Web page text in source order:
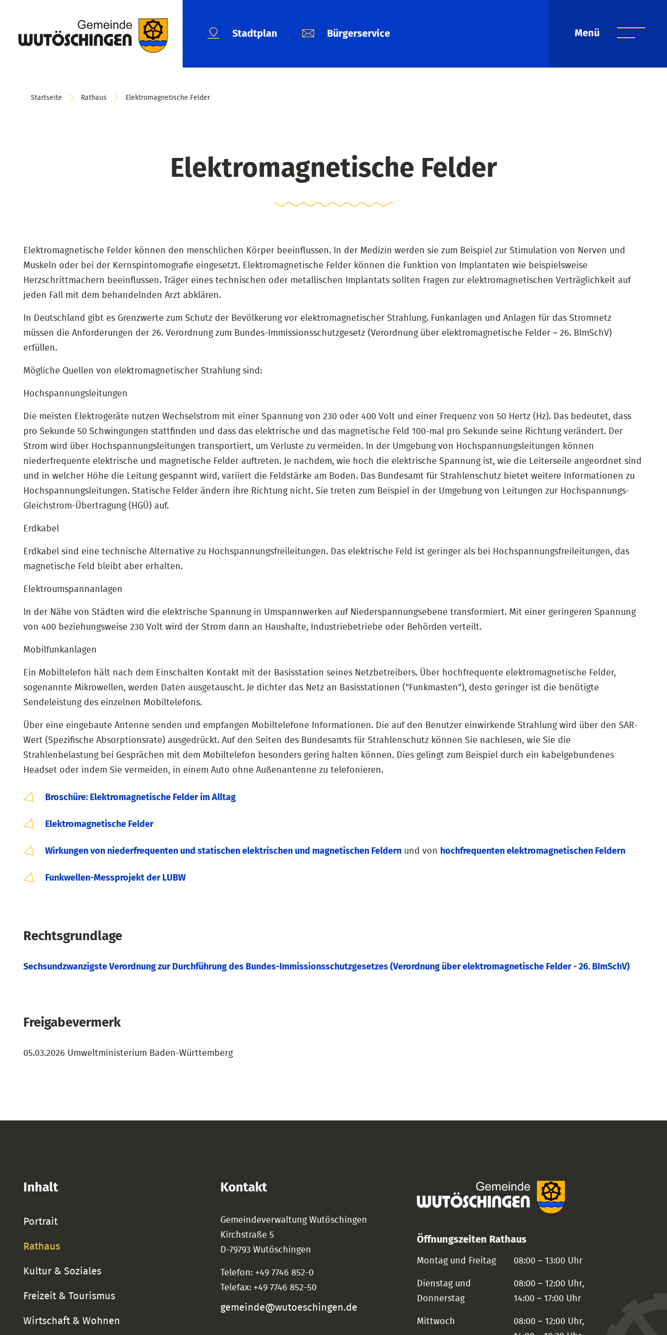
Stadtplan Bürgerservice Menü
Startseite Rathaus Elektromagnetische Felder
Elektromagnetische Felder
Elektromagnetische Felder können den menschlichen Körper beeinflussen. In der Medizin werden sie zum Beispiel zur Stimulation von Nerven und
Muskeln oder bei der Kernspintomografie eingesetzt. Elektromagnetische Felder können die Funktion von Implantaten wie beispielsweise
Herzschrittmachern beeinflussen. Träger eines technischen oder metallischen Implantats sollten Fragen zur elektromagnetischen Verträglichkeit auf
jeden Fall mit dem behandelnden Arzt abklären.
In Deutschland gibt es Grenzwerte zum Schutz der Bevölkerung vor elektromagnetischer Strahlung. Funkanlagen und Anlagen für das Stromnetz
müssen die Anforderungen der 26. Verordnung zum Bundes-Immissionsschutzgesetz (Verordnung über elektromagnetische Felder – 26. BImSchV)
erfüllen.
Mögliche Quellen von elektromagnetischer Strahlung sind:
Hochspannungsleitungen
Die meisten Elektrogeräte nutzen Wechselstrom mit einer Spannung von 230 oder 400 Volt und einer Frequenz von 50 Hertz (Hz). Das bedeutet, dass
pro Sekunde 50 Schwingungen stattfinden und dass das elektrische und das magnetische Feld 100-mal pro Sekunde seine Richtung verändert. Der
Strom wird über Hochspannungsleitungen transportiert, um Verluste zu vermeiden. In der Umgebung von Hochspannungsleitungen können
niederfrequente elektrische und magnetische Felder auftreten. Je nachdem, wie hoch die elektrische Spannung ist, wie die Leiterseile angeordnet sind
und in welcher Höhe die Leitung gespannt wird, variiert die Feldstärke am Boden. Das Bundesamt für Strahlenschutz bietet weitere Informationen zu
Hochspannungsleitungen. Statische Felder ändern ihre Richtung nicht. Sie treten zum Beispiel in der Umgebung von Leitungen zur Hochspannungs-
Gleichstrom-Übertragung (HGÜ) auf.
Erdkabel
Erdkabel sind eine technische Alternative zu Hochspannungsfreileitungen. Das elektrische Feld ist geringer als bei Hochspannungsfreileitungen, das
magnetische Feld bleibt aber erhalten.
Elektroumspannanlagen
In der Nähe von Städten wird die elektrische Spannung in Umspannwerken auf Niederspannungsebene transformiert. Mit einer geringeren Spannung
von 400 beziehungsweise 230 Volt wird der Strom dann an Haushalte, Industriebetriebe oder Behörden verteilt.
Mobilfunkanlagen
Ein Mobiltelefon hält nach dem Einschalten Kontakt mit der Basisstation seines Netzbetreibers. Über hochfrequente elektromagnetische Felder,
sogenannte Mikrowellen, werden Daten ausgetauscht. Je dichter das Netz an Basisstationen ("Funkmasten"), desto geringer ist die benötigte
Sendeleistung des einzelnen Mobiltelefons.
Über eine eingebaute Antenne senden und empfangen Mobiltelefone Informationen. Die auf den Benutzer einwirkende Strahlung wird über den SAR-
Wert (Spezifische Absorptionsrate) ausgedrückt. Auf den Seiten des Bundesamts für Strahlenschutz können Sie nachlesen, wie Sie die
Strahlenbelastung bei Gesprächen mit dem Mobiltelefon besonders gering halten können. Dies gelingt zum Beispiel durch ein kabelgebundenes
Headset oder indem Sie vermeiden, in einem Auto ohne Außenantenne zu telefonieren.
Broschüre: Elektromagnetische Felder im Alltag
Elektromagnetische Felder
Wirkungen von niederfrequenten und statischen elektrischen und magnetischen Feldern und von hochfrequenten elektromagnetischen Feldern
Funkwellen-Messprojekt der LUBW
Rechtsgrundlage
Sechsundzwanzigste Verordnung zur Durchführung des Bundes-Immissionsschutzgesetzes (Verordnung über elektromagnetische Felder - 26. BImSchV)
Freigabevermerk
05.03.2026 Umweltministerium Baden-Württemberg
Inhalt
Portrait
Rathaus
Kultur & Soziales
Freizeit & Tourismus
Wirtschaft & Wohnen
Kontakt
Gemeindeverwaltung Wutöschingen
Kirchstraße 5
D-79793 Wutöschingen
Telefon: +49 7746 852-0
Telefax: +49 7746 852-50
gemeinde@wutoeschingen.de
Öffnungszeiten Rathaus
Montag und Freitag 08:00 – 13:00 Uhr
Dienstag und
Donnerstag
08:00 – 12:00 Uhr,
14:00 – 17:00 Uhr
Mittwoch
08:00 – 12:00 Uhr,